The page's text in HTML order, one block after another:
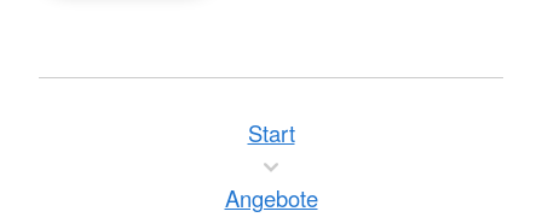
Start
Angebote